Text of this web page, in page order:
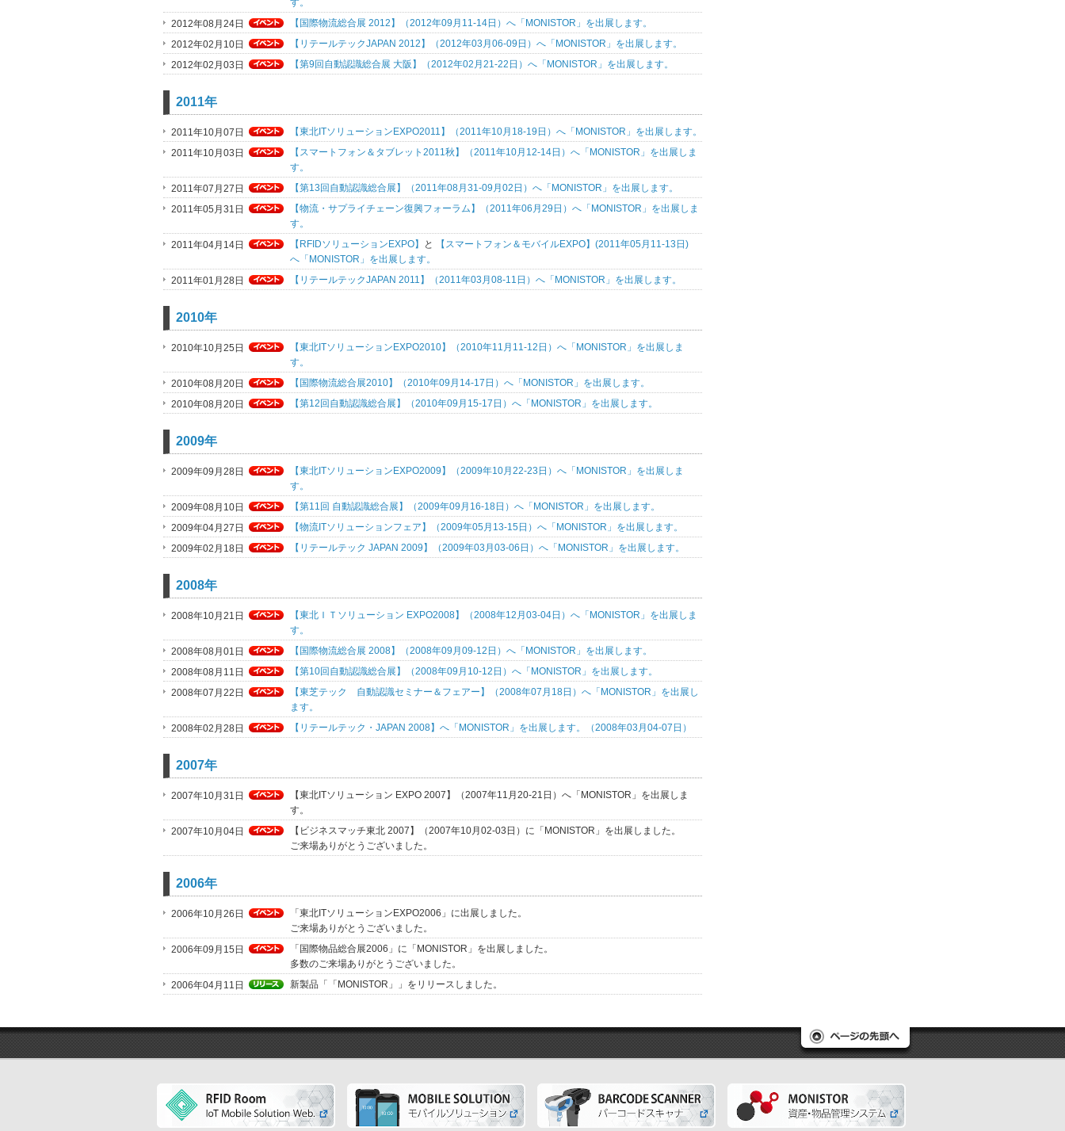
す。
2012年08月24日
【国際物流総合展 2012】（2012年09月11-14日）へ「MONISTOR」を出展します。
2012年02月10日
【リテールテックJAPAN 2012】（2012年03月06-09日）へ「MONISTOR」を出展します。
2012年02月03日
【第9回自動認識総合展 大阪】（2012年02月21-22日）へ「MONISTOR」を出展します。
2011年
2011年10月07日
【東北ITソリューションEXPO2011】（2011年10月18-19日）へ「MONISTOR」を出展します。
2011年10月03日
【スマートフォン＆タブレット2011秋】（2011年10月12-14日）へ「MONISTOR」を出展しま
す。
2011年07月27日
【第13回自動認識総合展】（2011年08月31-09月02日）へ「MONISTOR」を出展します。
2011年05月31日
【物流・サプライチェーン復興フォーラム】（2011年06月29日）へ「MONISTOR」を出展しま
す。
2011年04月14日
【RFIDソリューションEXPO】 と
【スマートフォン＆モバイルEXPO】(2011年05月11-13日)
へ「MONISTOR」を出展します。
2011年01月28日
【リテールテックJAPAN 2011】（2011年03月08-11日）へ「MONISTOR」を出展します。
2010年
2010年10月25日
【東北ITソリューションEXPO2010】（2010年11月11-12日）へ「MONISTOR」を出展しま
す。
2010年08月20日
【国際物流総合展2010】（2010年09月14-17日）へ「MONISTOR」を出展します。
2010年08月20日
【第12回自動認識総合展】（2010年09月15-17日）へ「MONISTOR」を出展します。
2009年
2009年09月28日
【東北ITソリューションEXPO2009】（2009年10月22-23日）へ「MONISTOR」を出展しま
す。
2009年08月10日
【第11回 自動認識総合展】（2009年09月16-18日）へ「MONISTOR」を出展します。
2009年04月27日
【物流ITソリューションフェア】（2009年05月13-15日）へ「MONISTOR」を出展します。
2009年02月18日
【リテールテック JAPAN 2009】（2009年03月03-06日）へ「MONISTOR」を出展します。
2008年
2008年10月21日
【東北ＩＴソリューション EXPO2008】（2008年12月03-04日）へ「MONISTOR」を出展しま
す。
2008年08月01日
【国際物流総合展 2008】（2008年09月09-12日）へ「MONISTOR」を出展します。
2008年08月11日
【第10回自動認識総合展】（2008年09月10-12日）へ「MONISTOR」を出展します。
2008年07月22日
【東芝テック 自動認識セミナー＆フェアー】（2008年07月18日）へ「MONISTOR」を出展し
ます。
2008年02月28日
【リテールテック・JAPAN 2008】へ「MONISTOR」を出展します。（2008年03月04-07日）
2007年
2007年10月31日
【東北ITソリューション EXPO 2007】（2007年11月20-21日）へ「MONISTOR」を出展しま
す。
2007年10月04日
【ビジネスマッチ東北 2007】（2007年10月02-03日）に「MONISTOR」を出展しました。
ご来場ありがとうございました。
2006年
2006年10月26日
「東北ITソリューションEXPO2006」に出展しました。
ご来場ありがとうございました。
2006年09月15日
「国際物品総合展2006」に「MONISTOR」を出展しました。
多数のご来場ありがとうございました。
2006年04月11日
新製品「「MONISTOR」」をリリースしました。